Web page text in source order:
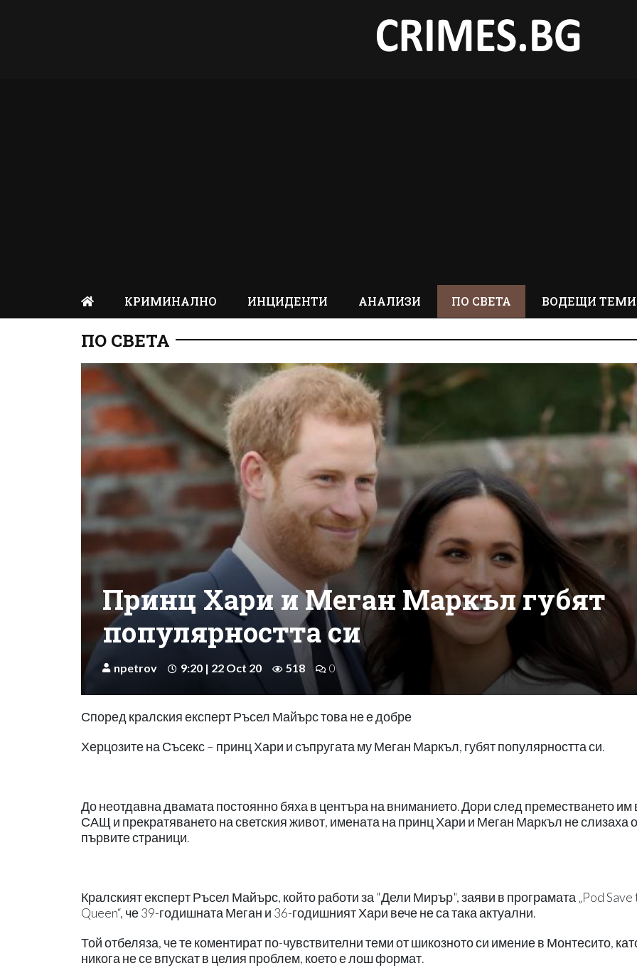
КРИМИНАЛНО ИНЦИДЕНТИ АНАЛИЗИ ПО СВЕТА ВОДЕЩИ ТЕМИ
ПО СВЕТА
Принц Хари и Меган Маркъл губят
популярността си
npetrov 9:20 | 22 Oct 20 518 0
Според кралския експерт Ръсел Майърс това не е добре
Херцозите на Съсекс – принц Хари и съпругата му Меган Маркъл, губят популярността си.
До неотдавна двамата постоянно бяха в центъра на вниманието. Дори след преместването им
САЩ и прекратяването на светския живот, имената на принц Хари и Меган Маркъл не слизаха
първите страници.
Кралският експерт Ръсел Майърс, който работи за "Дели Мирър", заяви в програмата „Pod Save
Queen“, че 39-годишната Меган и 36-годишният Хари вече не са така актуални.
Той отбеляза, че те коментират по-чувствителни теми от шикозното си имение в Монтесито,
никога не се впускат в целия проблем, което е лош формат.